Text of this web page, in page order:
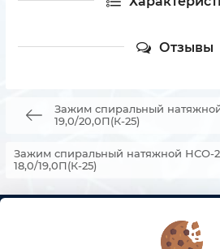
Отзывы
Зажим спиральный
19,0/20,0П(К-25)
Зажим спиральный натяжной НСО-
18,0/19,0П(К-25)